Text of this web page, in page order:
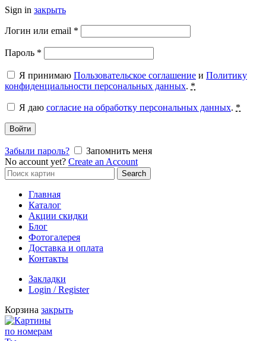
Sign in закрыть
Логин или email *
Пароль *
Я принимаю Пользовательское соглашение и Политику
конфиденциальности персональных данных. *
Я даю согласие на обработку персональных данных. *
Войти
Забыли пароль?
Запомнить меня
No account yet? Create an Account
Search
for:
Search
Главная
Каталог
Акции скидки
Блог
Фотогалерея
Доставка и оплата
Контакты
Закладки
Login / Register
Корзина закрыть